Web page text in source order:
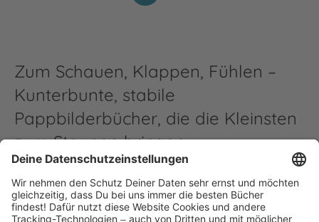
Zum Schauen, Klappen, Fühlen –
Kunterbunte, stabile
Pappbilderbücher, die die Kleinsten
zum Staunen bringen
Das erste Mal ein Buch in der Hand zu halten, ist für
Kinder genauso spannend, wie die Welt um sich herum
zu entdecken. Unsere Pappbilderbücher fördern diese